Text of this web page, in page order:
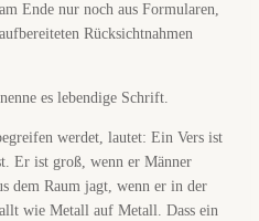
Ende nur noch aus Formularen,
Rücksichtnahmen
es lebendige Schrift.
werdet, lautet: Ein Vers ist
Er ist groß, wenn er Männer
dem Raum jagt, wenn er in der
wie Metall auf Metall. Dass ein